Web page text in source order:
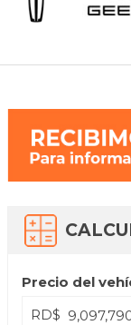
Precio del
RD$